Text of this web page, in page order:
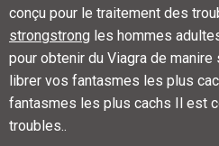
conçu pour le traitement des
strongstrong les hommes
pour obtenir du Viagra de
librer vos fantasmes les plus
fantasmes les plus cachs Il est
troubles..